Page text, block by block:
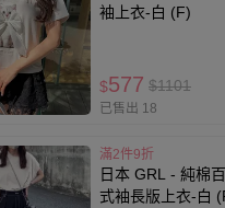
袖上衣-白 (F)
$577 $1101
已售出 18
滿2件9折
日本 GRL - 純棉
式袖長版上衣-白